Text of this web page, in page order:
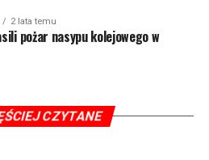
2 lata temu
pożar nasypu kolejowego w
CZYTANE